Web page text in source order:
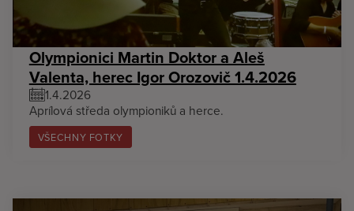
Olympionici Martin Doktor a Aleš
Valenta, herec Igor Orozovič 1.4.2026
1.4.2026
Aprílová středa olympioniků a herce.
VŠECHNY FOTKY